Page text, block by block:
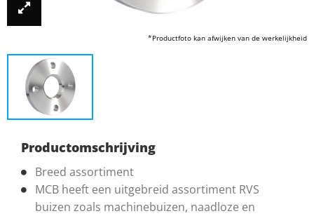
*Productfoto kan afwijken van de werkelijkheid
Productomschrijving
Breed assortiment
MCB heeft een uitgebreid assortiment RVS
buizen zoals machinebuizen, naadloze en